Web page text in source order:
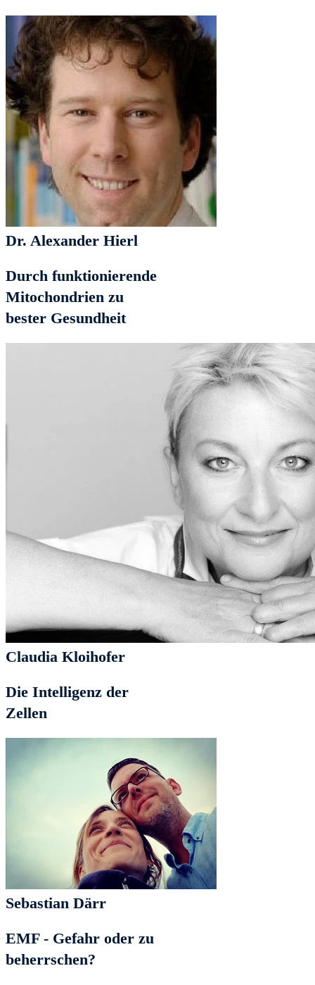
Dr. Alexander Hierl
Durch funktionierende
Mitochondrien zu
bester Gesundheit
Claudia Kloihofer
Die Intelligenz der
Zellen
Sebastian Därr
EMF - Gefahr oder zu
beherrschen?